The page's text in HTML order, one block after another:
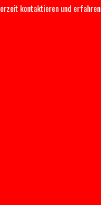
kontaktieren und erfahren